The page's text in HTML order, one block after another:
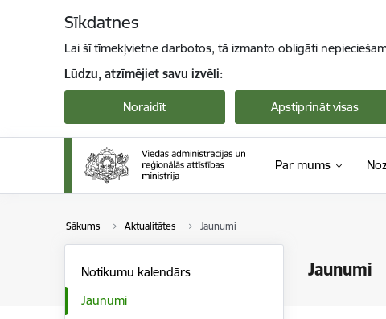
Sīkdatnes
Lai šī tīmekļvietne darbotos, tā izmanto obligāti
Lūdzu, atzīmējiet savu izvēli:
Noraidīt Apstiprināt visas
Par mums
Sākums Aktualitātes Jaunumi
Jaunumi
Notikumu kalendārs
Jaunumi